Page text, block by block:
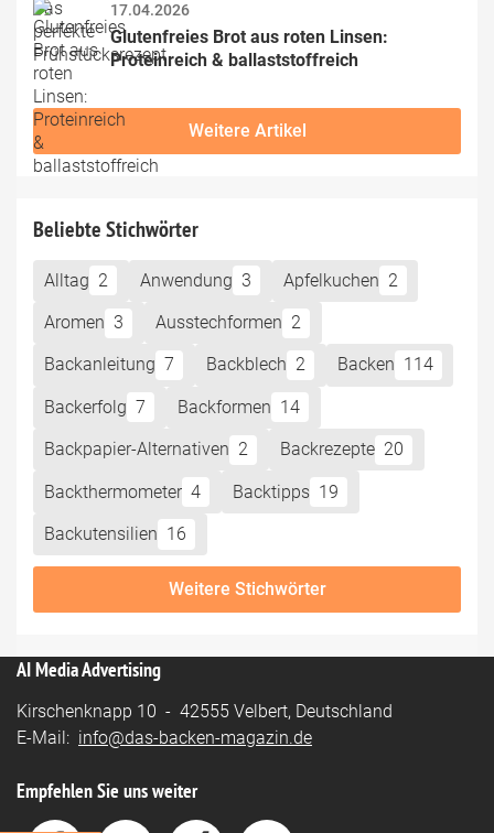
17.04.2026
Glutenfreies Brot aus roten Linsen:
Proteinreich & ballaststoffreich
Weitere Artikel
Beliebte Stichwörter
Alltag 2 Anwendung 3 Apfelkuchen 2
Aromen 3 Ausstechformen 2
Backanleitung 7 Backblech 2 Backen 114
Backerfolg 7 Backformen 14
Backpapier-Alternativen 2 Backrezepte 20
Backthermometer 4 Backtipps 19
Backutensilien 16
Weitere Stichwörter
AI Media Advertising
Kirschenknapp 10 - 42555 Velbert, Deutschland
E-Mail: info@das-backen-magazin.de
Empfehlen Sie uns weiter